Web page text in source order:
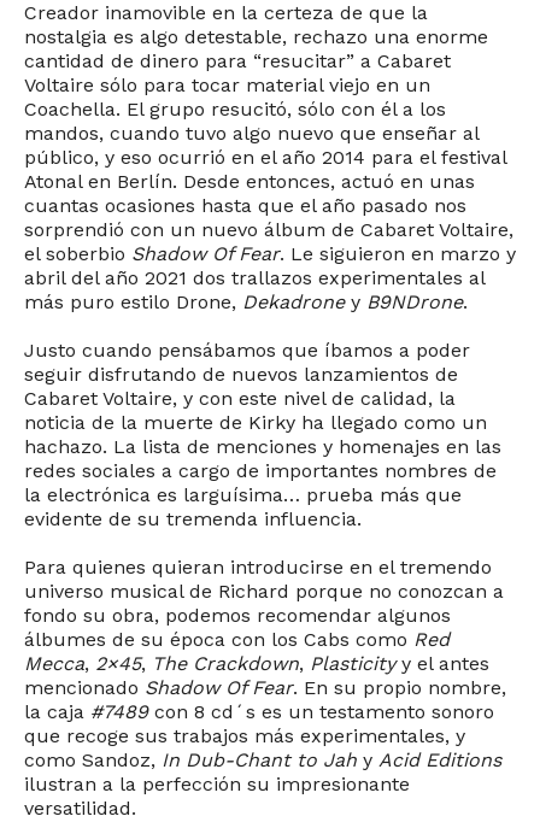
Creador inamovible en la certeza de que la
nostalgia es algo detestable, rechazo una enorme
cantidad de dinero para “resucitar” a Cabaret
Voltaire sólo para tocar material viejo en un
Coachella. El grupo resucitó, sólo con él a los
mandos, cuando tuvo algo nuevo que enseñar al
público, y eso ocurrió en el año 2014 para el festival
Atonal en Berlín. Desde entonces, actuó en unas
cuantas ocasiones hasta que el año pasado nos
sorprendió con un nuevo álbum de Cabaret Voltaire,
el soberbio Shadow Of Fear. Le siguieron en marzo y
abril del año 2021 dos trallazos experimentales al
más puro estilo Drone, Dekadroney B9NDrone.
Justo cuando pensábamos que íbamos a poder
seguir disfrutando de nuevos lanzamientos de
Cabaret Voltaire, y con este nivel de calidad, la
noticia de la muerte de Kirky ha llegado como un
hachazo. La lista de menciones y homenajes en las
redes sociales a cargo de importantes nombres de
la electrónica es larguísima… prueba más que
evidente de su tremenda influencia.
Para quienes quieran introducirse en el tremendo
universo musical de Richard porque no conozcan a
fondo su obra, podemos recomendar algunos
álbumes de su época con los Cabs como Red
Mecca, 2×45, The Crackdown, Plasticityy el antes
mencionado Shadow Of Fear. En su propio nombre,
la caja #7489con 8 cd´s es un testamento sonoro
que recoge sus trabajos más experimentales, y
como Sandoz, In Dub-Chant to Jah y Acid Editions
ilustran a la perfección su impresionante
versatilidad.